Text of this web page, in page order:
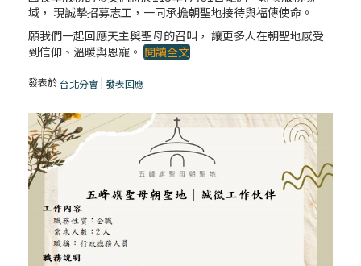
域， 現誠摯招募志工，一同承擔朝聖地接待與福傳使命。
願我們一起回應天主與聖母的召叫， 讓更多人在朝聖地感受
到信仰、溫暖與恩寵。閱讀全文
發表於 台北分會|發表回應